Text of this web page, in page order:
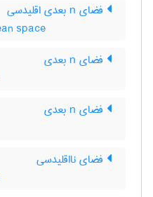
فضای n بعدی اقلیدسی
space
فضای n بعدی
فضای n بعدی
فضای نااقلیدسی